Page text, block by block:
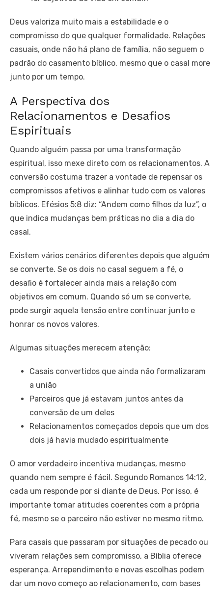
Deus valoriza muito mais a estabilidade e o
compromisso do que qualquer formalidade. Relações
casuais, onde não há plano de família, não seguem o
padrão do casamento bíblico, mesmo que o casal more
junto por um tempo.
A Perspectiva dos
Relacionamentos e Desafios
Espirituais
Quando alguém passa por uma transformação
espiritual, isso mexe direto com os relacionamentos. A
conversão costuma trazer a vontade de repensar os
compromissos afetivos e alinhar tudo com os valores
bíblicos. Efésios 5:8 diz: “Andem como filhos da luz”, o
que indica mudanças bem práticas no dia a dia do
casal.
Existem vários cenários diferentes depois que alguém
se converte. Se os dois no casal seguem a fé, o
desafio é fortalecer ainda mais a relação com
objetivos em comum. Quando só um se converte,
pode surgir aquela tensão entre continuar junto e
honrar os novos valores.
Algumas situações merecem atenção:
Casais convertidos que ainda não formalizaram
a união
Parceiros que já estavam juntos antes da
conversão de um deles
Relacionamentos começados depois que um dos
dois já havia mudado espiritualmente
O amor verdadeiro incentiva mudanças, mesmo
quando nem sempre é fácil. Segundo Romanos 14:12,
cada um responde por si diante de Deus. Por isso, é
importante tomar atitudes coerentes com a própria
fé, mesmo se o parceiro não estiver no mesmo ritmo.
Para casais que passaram por situações de pecado ou
viveram relações sem compromisso, a Bíblia oferece
esperança. Arrependimento e novas escolhas podem
dar um novo começo ao relacionamento, com bases